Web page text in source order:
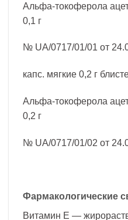
Альфа-токоферола
0,1 г
№ UA/0717/01/01 от
капс. мягкие 0,2 г
Альфа-токоферола
0,2 г
№ UA/0717/01/02 от
Фармакологические
Витамин Е —